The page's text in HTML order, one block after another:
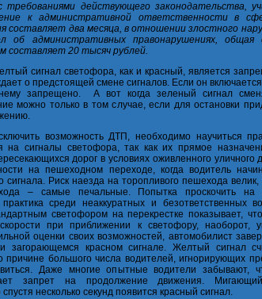
действующего законодательства,
к административной ответственности в
составляет два месяца, в отношении злостного
об административных правонарушениях,
составляет 20 тысяч рублей.
сигнал светофора, как и красный, является
о предстоящей смене сигналов. Если он включается
запрещено. А вот когда зеленый сигнал
можно только в том случае, если для остановки
возможность ДТП, необходимо научиться
на сигналы светофора, так как их прямое
дорог в условиях оживленного уличного
на пешеходном переходе, когда водитель
сигнала. Риск наезда на торопливого пешехода
– самые печальные. Попытка проскочить на
среди неаккуратных и безответственных
светофором на перекрестке показывает,
при приближении к светофору, наоборот,
оценки своих возможностей, автомобилист
загорающемся красном сигнале. Желтый сигнал
большого числа водителей, игнорирующих
Даже многие опытные водители забывают,
запрет на продолжение движения.
несколько секунд появится красный сигнал.